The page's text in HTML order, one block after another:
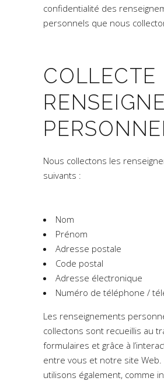
confidentialité des
personnels que nous
COLLECTE
Nous collectons les
suivants :
Nom
Prénom
Adresse postale
Code postal
Adresse électronique
Numéro de téléphone /
Les renseignements
collectons sont recueillis au
formulaires et grâce à
entre vous et notre site Web.
utilisons également, comme